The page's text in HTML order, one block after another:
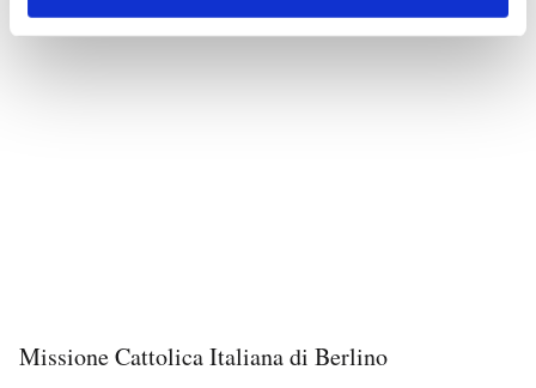
Missione Cattolica Italiana di Berlino